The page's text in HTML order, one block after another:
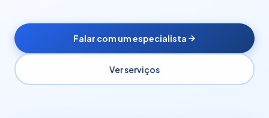
Falar com um especialista
Ver serviços